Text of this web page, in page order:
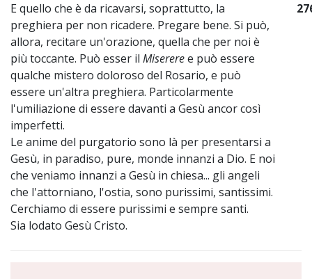
E quello che è da ricavarsi, soprattutto, la
preghiera per non ricadere. Pregare bene. Si può,
allora, recitare un'orazione, quella che per noi è
più toccante. Può esser il Misereree può essere
qualche mistero doloroso del Rosario, e può
essere un'altra preghiera. Particolarmente
l'umiliazione di essere davanti a Gesù ancor così
imperfetti.
Le anime del purgatorio sono là per presentarsi a
Gesù, in paradiso, pure, monde innanzi a Dio. E noi
che veniamo innanzi a Gesù in chiesa... gli angeli
che l'attorniano, l'ostia, sono purissimi, santissimi.
Cerchiamo di essere purissimi e sempre santi.
Sia lodato Gesù Cristo.